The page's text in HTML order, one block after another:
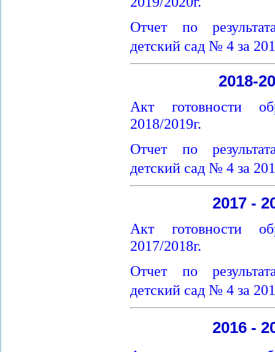
Отчет по
детский сад № 4 за
2018-
Акт готовности
2018/2019г.
Отчет по
детский сад № 4 за
2017 -
Акт готовности
2017/2018г.
Отчет по
детский сад № 4 за
2016 -